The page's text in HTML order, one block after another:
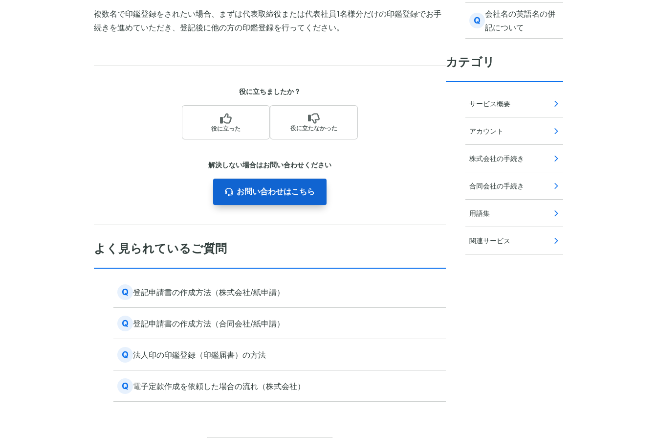
複数名で印鑑登録をされたい場合、まずは代表取締役または代表社員1名様分だけの印鑑登録でお手
続きを進めていただき、登記後に他の方の印鑑登録を行ってください。
役に立ちましたか？
役に立った 役に立たなかった
解決しない場合はお問い合わせください
お問い合わせはこちら
よく見られているご質問
Q 登記申請書の作成方法（株式会社/紙申請）
Q 登記申請書の作成方法（合同会社/紙申請）
Q 法人印の印鑑登録（印鑑届書）の方法
Q 電子定款作成を依頼した場合の流れ（株式会社）
記する方法
Q
会社名の英語名の併
記について
カテゴリ
サービス概要
アカウント
株式会社の手続き
合同会社の手続き
用語集
関連サービス